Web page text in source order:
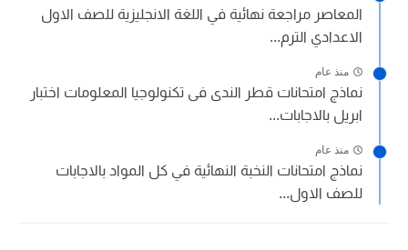
المعاصر مراجعة نهائية في اللغة الانجليزية للصف الاول
الاعدادي الترم...
منذ عام
نماذج امتحانات قطر الندى فى تكنولوجيا المعلومات اختبار
ابريل بالاجابات...
منذ عام
نماذج امتحانات النخبة النهائية في كل المواد بالاجابات
للصف الاول...